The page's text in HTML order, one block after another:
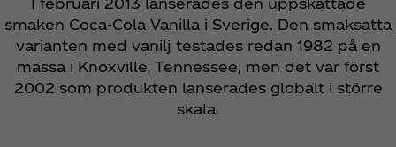
smaken Coca‑Cola Vanilla i Sverige. Den smaksatta
varianten med vanilj testades redan 1982 på en
mässa i Knoxville, Tennessee, men det var först
2002 som produkten lanserades globalt i större
skala.